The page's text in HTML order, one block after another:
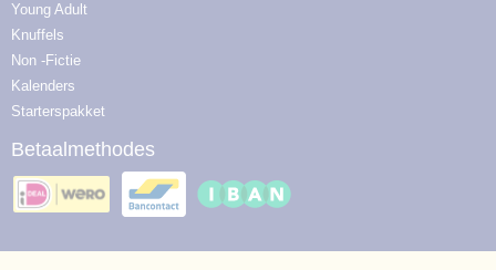
Young Adult
Knuffels
Non -Fictie
Kalenders
Starterspakket
Betaalmethodes